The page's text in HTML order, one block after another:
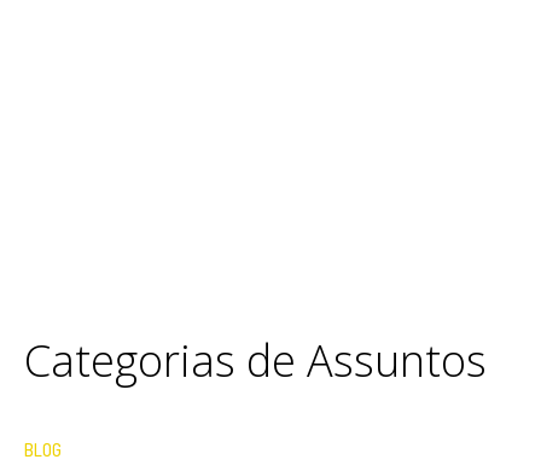
Categorias de Assuntos
BLOG